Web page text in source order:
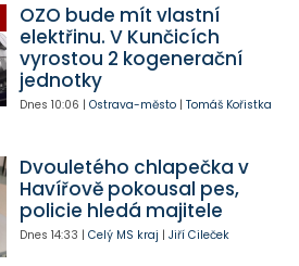
OZO bude mít vlastní
elektřinu. V Kunčicích
vyrostou 2 kogenerační
jednotky
Dnes 10:06 | Ostrava-město| Tomáš Kořistka
Dvouletého chlapečka v
Havířově pokousal pes,
policie hledá majitele
Dnes 14:33 | Celý MS kraj | Jiří Cileček